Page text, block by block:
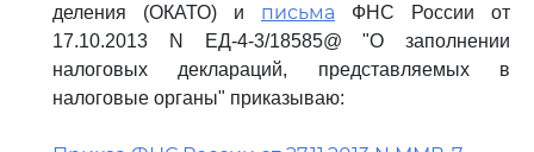
деления (ОКАТО) и письма ФНС России от
17.10.2013 N ЕД-4-3/18585@ "О заполнении
налоговых деклараций, представляемых в
налоговые органы" приказываю: